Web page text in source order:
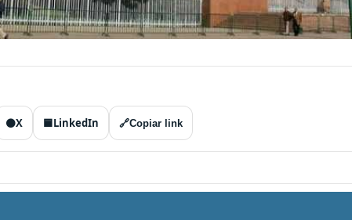
⚫X 🟦LinkedIn 🔗Copiar link